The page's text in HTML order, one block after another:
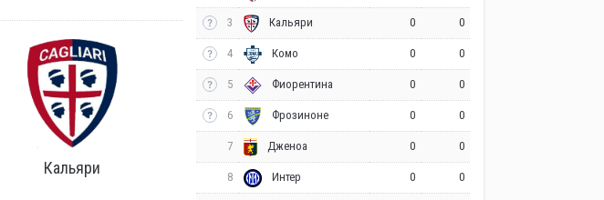
Кальяри
3 Кальяри 0 0
4 Комо 0 0
5 Фиорентина 0 0
6 Фрозиноне 0 0
7 Дженоа 0 0
8 Интер 0 0